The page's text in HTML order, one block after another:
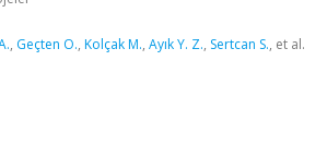
, Geçten O., Kolçak M., Ayık Y. Z., Sertcan S., et al.